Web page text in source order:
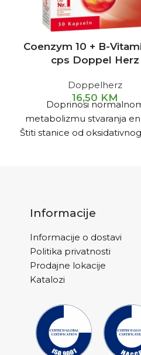
Coenzym 10 + B-
cps Doppel Herz
Doppelherz
16,50 KM
Doprinosi
metabolizmu stvaranja
Štiti stanice od
Informacije
Informacije o dostavi
Politika privatnosti
Prodajne lokacije
Katalozi